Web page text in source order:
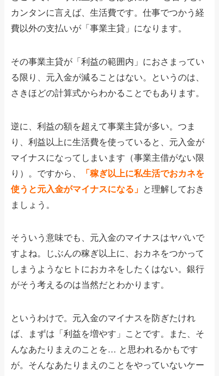
カンタンに言えば、生活費です。仕事でつかう経
費以外の支払いが「事業主貸」になります。
その事業主貸が「利益の範囲内」におさまってい
る限り、元入金が減ることはない。というのは、
さきほどの計算式からわかることでもあります。
逆に、利益の額を超えて事業主貸が多い。つま
り、利益以上に生活費を使っていると、元入金が
マイナスになってしまいます（事業主借がない限
り）。ですから、
「稼ぎ以上に私生活でおカネを
使うと元入金がマイナスになる」
と理解しておき
ましょう。
そういう意味でも、元入金のマイナスはヤバいで
すよね。じぶんの稼ぎ以上に、おカネをつかって
しまうようなヒトにおカネをしたくはない。銀行
がそう考えるのは当然だとわかります。
というわけで。元入金のマイナスを防ぎたけれ
ば、まずは「利益を増やす」ことです。また、そ
んなあたりまえのことを… と思われるかもです
が。そんなあたりまえのことをやっていないケー